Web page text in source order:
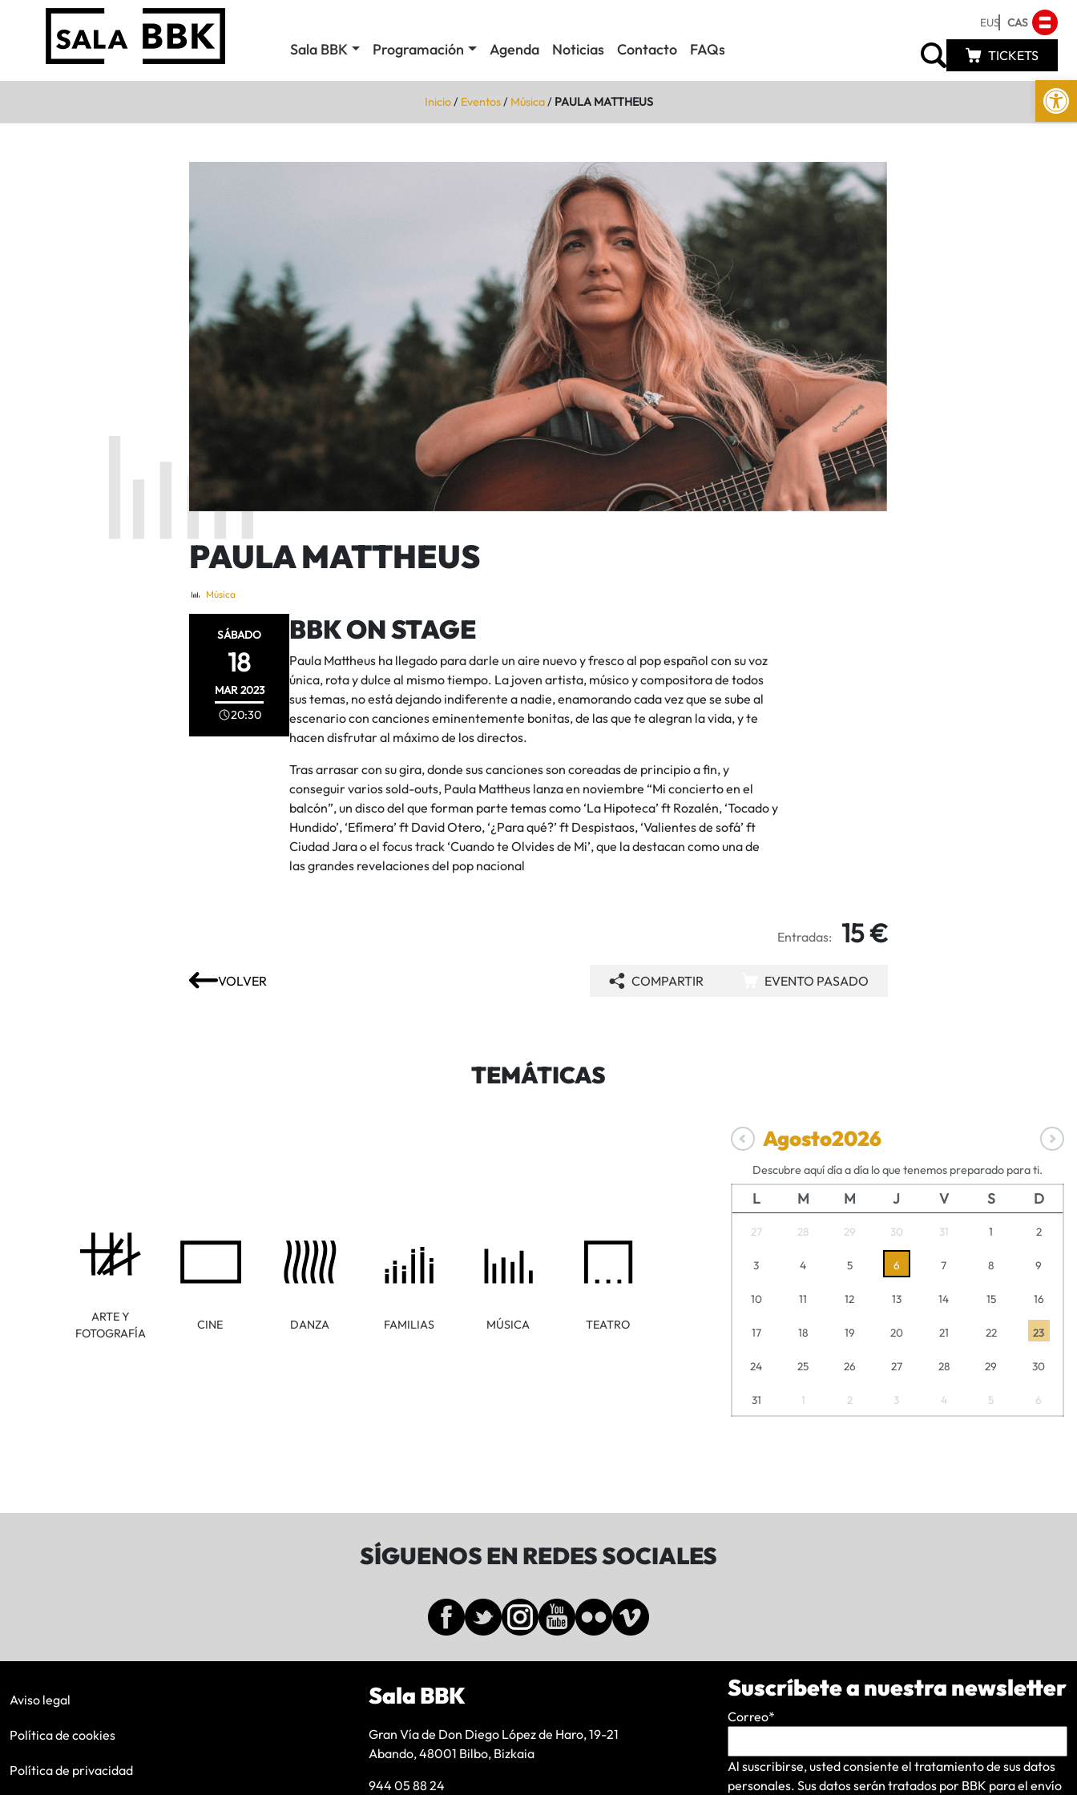
Abrir
Sala BBK Programación Agenda Noticias Contacto FAQs
EUS CAS
TICKETS
Inicio/ Eventos/ Música/ PAULA MATTHEUS
PAULA MATTHEUS
Música
SÁBADO
18
MAR2023
20:30
BBK ON STAGE
Paula Mattheus ha llegado para darle un aire nuevo y fresco al pop español con su voz
única, rota y dulce al mismo tiempo. La joven artista, músico y compositora de todos
sus temas, no está dejando indiferente a nadie, enamorando cada vez que se sube al
escenario con canciones eminentemente bonitas, de las que te alegran la vida, y te
hacen disfrutar al máximo de los directos.
Tras arrasar con su gira, donde sus canciones son coreadas de principio a fin, y
conseguir varios sold-outs, Paula Mattheus lanza en noviembre “Mi concierto en el
balcón”, un disco del que forman parte temas como ‘La Hipoteca’ ft Rozalén, ‘Tocado y
Hundido’, ‘Efímera’ ft David Otero, ‘¿Para qué?’ ft Despistaos, ‘Valientes de sofá’ ft
Ciudad Jara o el focus track ‘Cuando te Olvides de Mi’, que la destacan como una de
las grandes revelaciones del pop nacional
Entradas: 15 €
VOLVER COMPARTIR EVENTO PASADO
TEMÁTICAS
ARTE Y
FOTOGRAFÍA
CINE DANZA FAMILIAS MÚSICA TEATRO
Agosto2026
Descubre aquí día a día lo que tenemos preparado para ti.
L M M J V S D
27 28 29 30 31 1 2
3 4 5 6 7 8 9
10 11 12 13 14 15 16
17 18 19 20 21 22 23
24 25 26 27 28 29 30
31 1 2 3 4 5 6
SÍGUENOS EN REDES SOCIALES
Aviso legal
Política de cookies
Política de privacidad
Sala BBK
Gran Vía de Don Diego López de Haro, 19-21
Abando, 48001 Bilbo, Bizkaia
944 05 88 24
Suscríbete a nuestra newsletter
Correo*
Al suscribirse, usted consiente el tratamiento de sus datos
personales. Sus datos serán tratados por BBK para el envío